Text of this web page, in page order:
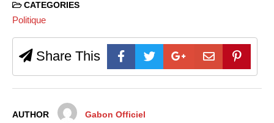
CATEGORIES
Politique
Share This
AUTHOR Gabon Officiel